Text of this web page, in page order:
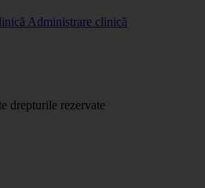
Administrare clinică
drepturile rezervate